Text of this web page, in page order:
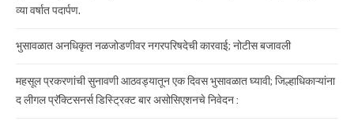
व्या वर्षात पदार्पण.
भुसावळात अनधिकृत नळजोडणीवर नगरपरिषदेची कारवाई; नोटीस बजावली
महसूल प्रकरणांची सुनावणी आठवड्यातून एक दिवस भुसावळात घ्यावी; जिल्हाधिकाऱ्यांना
द लीगल प्रॅक्टिसनर्स डिस्ट्रिक्ट बार असोसिएशनचे निवेदन :